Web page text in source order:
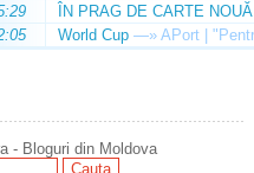
ÎN PRAG DE CARTE NOUĂ
World Cup —» APort |
- Bloguri din Moldova